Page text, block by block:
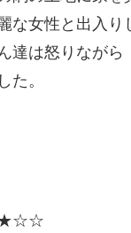
な女性と出入り
達は怒りながら
た。